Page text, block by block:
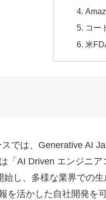
コー
米
では、Generative AI
「AI Driven エンジニ
し、多様な業界での
を活かした自社開発を